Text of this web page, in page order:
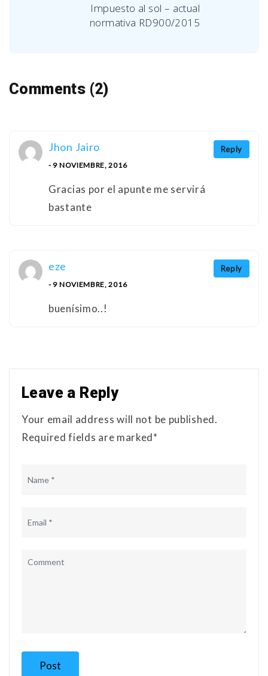
Impuesto al sol – actual
normativa RD900/2015
Comments (2)
Reply
Jhon Jairo
- 9 NOVIEMBRE, 2016
Gracias por el apunte me servirá
bastante
Reply
eze
- 9 NOVIEMBRE, 2016
buenísimo..!
Leave a Reply
Your email address will not be published.
Required fields are marked*